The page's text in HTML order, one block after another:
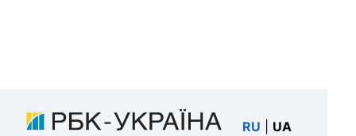
RU UA